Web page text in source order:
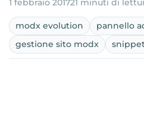
1 febbraio 201721 minuti di
modx evolution
pannello
gestione sito modx